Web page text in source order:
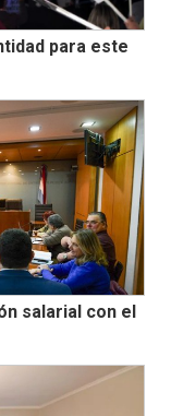
para este
salarial con el